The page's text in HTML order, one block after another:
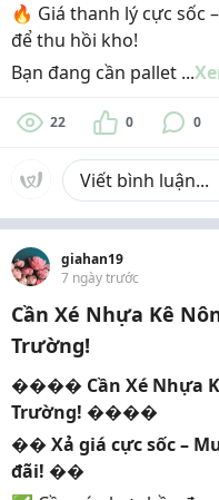
🔥 Giá thanh lý cực sốc
để thu hồi kho!
Bạn đang cần pallet ...
22 0 0
giahan19
7 ngày trước
Cần Xé Nhựa Kê
Trường!
���� Cần Xé Nhựa
Trường! ����
�� Xả giá cực sốc –
đãi! ��